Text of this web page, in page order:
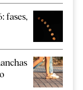
fases,